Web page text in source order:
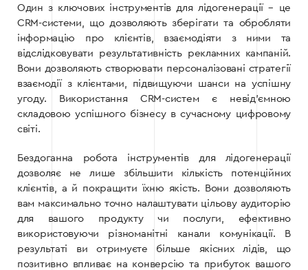
Один з ключових інструментів для лідогенерації – це
CRM-системи, що дозволяють зберігати та обробляти
інформацію про клієнтів, взаємодіяти з ними та
відслідковувати результативність рекламних кампаній.
Вони дозволяють створювати персоналізовані стратегії
взаємодії з клієнтами, підвищуючи шанси на успішну
угоду. Використання CRM-систем є невід’ємною
складовою успішного бізнесу в сучасному цифровому
світі.
Бездоганна робота інструментів для лідогенерації
дозволяє не лише збільшити кількість потенційних
клієнтів, а й покращити їхню якість. Вони дозволяють
вам максимально точно налаштувати цільову аудиторію
для вашого продукту чи послуги, ефективно
використовуючи різноманітні канали комунікації. В
результаті ви отримуєте більше якісних лідів, що
позитивно впливає на конверсію та прибуток вашого